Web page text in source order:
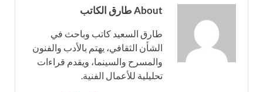
About طارق الكاتب
طارق السعيد كاتب وباحث في
الشأن الثقافي، يهتم بالأدب والفنون
والمسرح والسينما، ويقدم قراءات
تحليلية للأعمال الفنية.